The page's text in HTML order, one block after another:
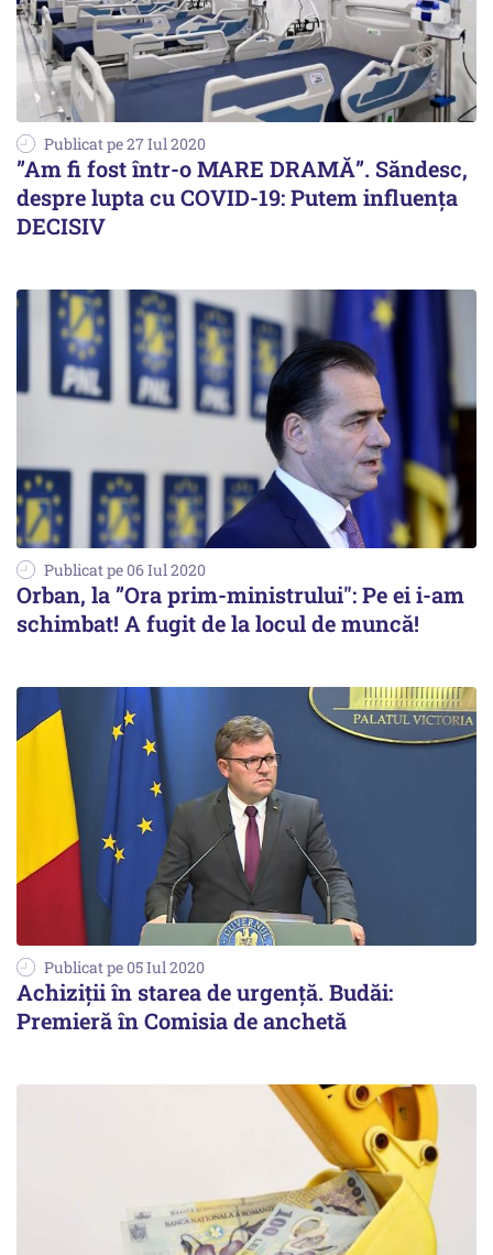
Publicat pe 27 Iul 2020
”Am fi fost într-o MARE DRAMĂ”. Săndesc,
despre lupta cu COVID-19: Putem influența
DECISIV
Publicat pe 06 Iul 2020
Orban, la ”Ora prim-ministrului″: Pe ei i-am
schimbat! A fugit de la locul de muncă!
Publicat pe 05 Iul 2020
Achiziţii în starea de urgenţă. Budăi:
Premieră în Comisia de anchetă